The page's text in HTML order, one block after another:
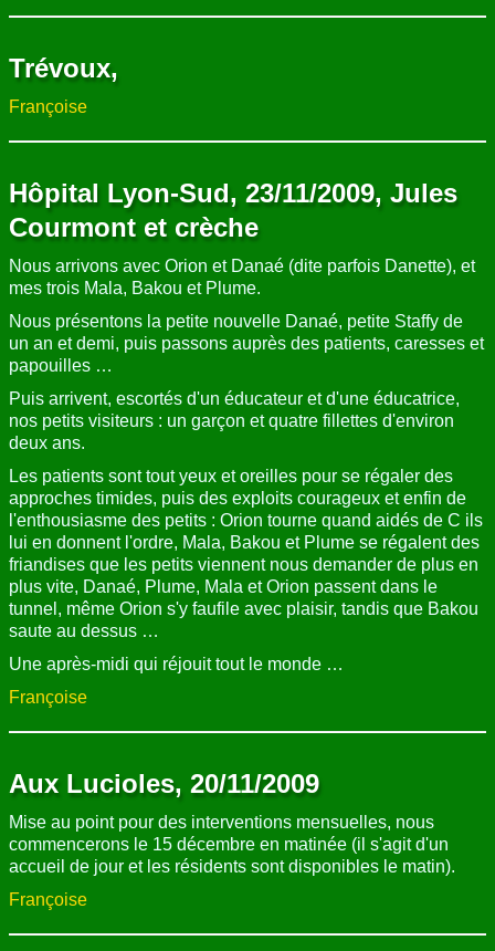
Trévoux,
Françoise
Hôpital Lyon-Sud, 23/11/2009, Jules
Courmont et crèche
Nous arrivons avec Orion et Danaé (dite parfois Danette), et
mes trois Mala, Bakou et Plume.
Nous présentons la petite nouvelle Danaé, petite Staffy de
un an et demi, puis passons auprès des patients, caresses et
papouilles …
Puis arrivent, escortés d'un éducateur et d'une éducatrice,
nos petits visiteurs : un garçon et quatre fillettes d'environ
deux ans.
Les patients sont tout yeux et oreilles pour se régaler des
approches timides, puis des exploits courageux et enfin de
l'enthousiasme des petits : Orion tourne quand aidés de C ils
lui en donnent l'ordre, Mala, Bakou et Plume se régalent des
friandises que les petits viennent nous demander de plus en
plus vite, Danaé, Plume, Mala et Orion passent dans le
tunnel, même Orion s'y faufile avec plaisir, tandis que Bakou
saute au dessus …
Une après-midi qui réjouit tout le monde …
Françoise
Aux Lucioles, 20/11/2009
Mise au point pour des interventions mensuelles, nous
commencerons le 15 décembre en matinée (il s'agit d'un
accueil de jour et les résidents sont disponibles le matin).
Françoise